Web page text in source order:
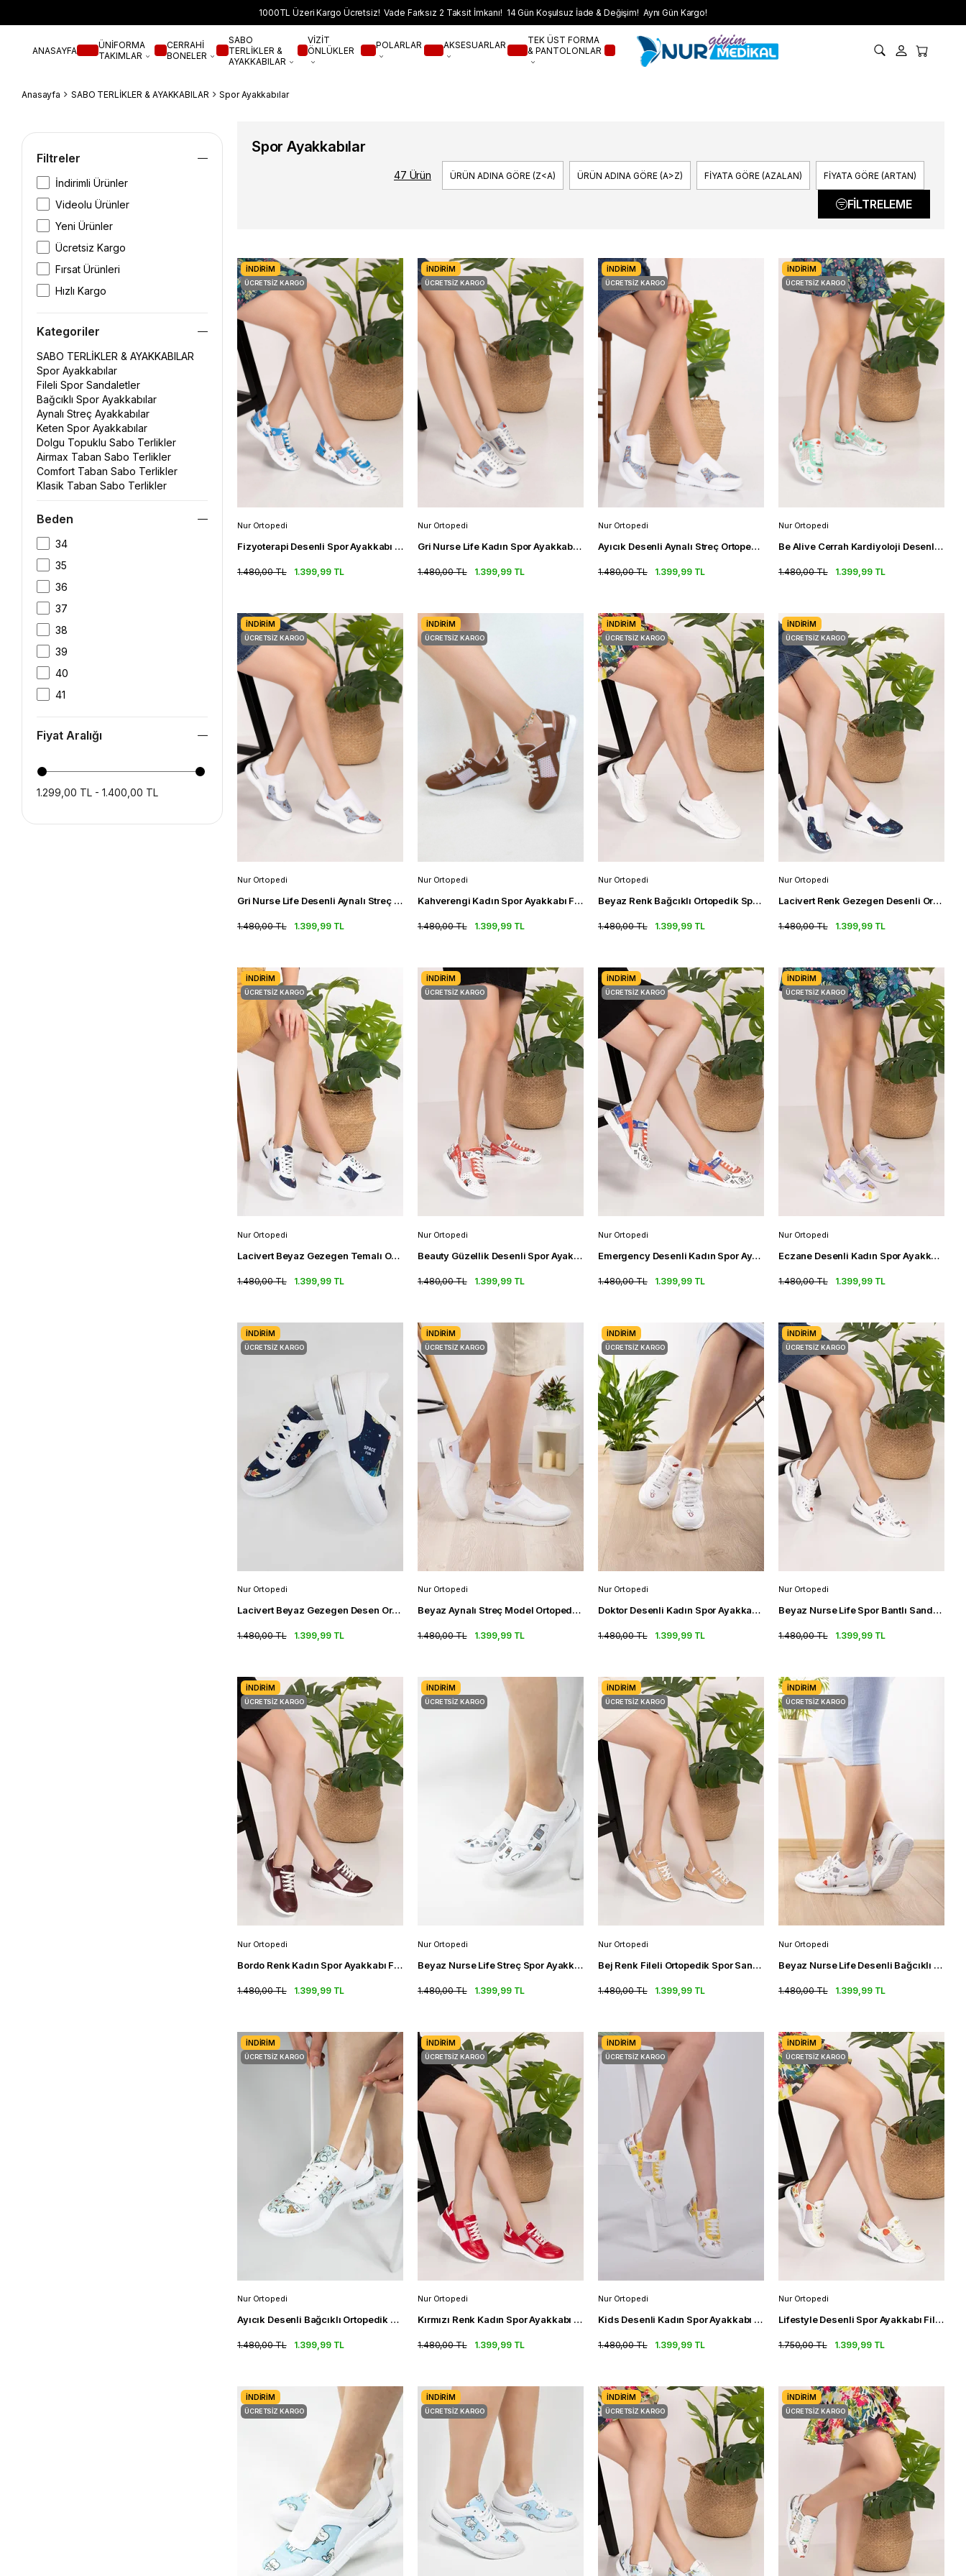
1000TL Üzeri Kargo Ücretsiz! Vade Farksız 2 Taksit İmkanı! 14 Gün Koşulsuz İade & Değişim! Aynı Gün Kargo!
ANASAYFA
ÜNİFORMA
TAKIMLAR
CERRAHİ
BONELER
SABO
TERLİKLER &
AYAKKABILAR
VİZİT
ÖNLÜKLER
POLARLAR AKSESUARLAR
TEK ÜST FORMA
& PANTOLONLAR
Anasayfa SABO TERLİKLER & AYAKKABILAR Spor Ayakkabılar
Filtreler
İndirimli Ürünler
Videolu Ürünler
Yeni Ürünler
Ücretsiz Kargo
Fırsat Ürünleri
Hızlı Kargo
Kategoriler
SABO TERLİKLER & AYAKKABILAR
Spor Ayakkabılar
Fileli Spor Sandaletler
Bağcıklı Spor Ayakkabılar
Aynalı Streç Ayakkabılar
Keten Spor Ayakkabılar
Dolgu Topuklu Sabo Terlikler
Airmax Taban Sabo Terlikler
Comfort Taban Sabo Terlikler
Klasik Taban Sabo Terlikler
Beden
34
35
36
37
38
39
40
41
Fiyat Aralığı
1.299,00 TL - 1.400,00 TL
Spor Ayakkabılar
FIYATA GÖRE (ARTAN)
FIYATA GÖRE (AZALAN)
ÜRÜN ADINA GÖRE (A>Z)
ÜRÜN ADINA GÖRE (Z<A)
47 Ürün
FILTRELEME
Nur Ortopedi
Fizyoterapi Desenli Spor Ayakkabı Fileli Ortopedik Spor Sandalet
1.399,99 TL
1.480,00 TL
İNDIRIM
ÜCRETSIZ KARGO
Nur Ortopedi
Gri Nurse Life Kadın Spor Ayakkabı Fileli Ortopedik Spor Sandalet
1.399,99 TL
1.480,00 TL
İNDIRIM
ÜCRETSIZ KARGO
Nur Ortopedi
Ayıcık Desenli Aynalı Streç Ortopedik Spor Ayakkabı Kadın Sneakers
1.399,99 TL
1.480,00 TL
İNDIRIM
ÜCRETSIZ KARGO
Nur Ortopedi
Be Alive Cerrah Kardiyoloji Desenli Fileli Ortopedik Spor Sandalet
1.399,99 TL
1.480,00 TL
İNDIRIM
ÜCRETSIZ KARGO
Nur Ortopedi
Gri Nurse Life Desenli Aynalı Streç Ortopedik Spor Ayakkabı Sneakers
1.399,99 TL
1.480,00 TL
İNDIRIM
ÜCRETSIZ KARGO
Nur Ortopedi
Kahverengi Kadın Spor Ayakkabı Fileli Ortopedik Spor Sandalet
1.399,99 TL
1.480,00 TL
İNDIRIM
ÜCRETSIZ KARGO
Nur Ortopedi
Beyaz Renk Bağcıklı Ortopedik Spor Sandalet Kadın Snearkers
1.399,99 TL
1.480,00 TL
İNDIRIM
ÜCRETSIZ KARGO
Nur Ortopedi
Lacivert Renk Gezegen Desenli Ortopedik Kadın Streç Spor Ayakkabı
1.399,99 TL
1.480,00 TL
İNDIRIM
ÜCRETSIZ KARGO
Nur Ortopedi
Lacivert Beyaz Gezegen Temalı Ortopedik Spor Sandalet Kadın Snearkers
1.399,99 TL
1.480,00 TL
İNDIRIM
ÜCRETSIZ KARGO
Nur Ortopedi
Beauty Güzellik Desenli Spor Ayakkabı Fileli Ortopedik Spor Sandalet
1.399,99 TL
1.480,00 TL
İNDIRIM
ÜCRETSIZ KARGO
Nur Ortopedi
Emergency Desenli Kadın Spor Ayakkabı Fileli Ortopedik Spor Sandalet
1.399,99 TL
1.480,00 TL
İNDIRIM
ÜCRETSIZ KARGO
Nur Ortopedi
Eczane Desenli Kadın Spor Ayakkabı Fileli Ortopedik Spor Sandalet
1.399,99 TL
1.480,00 TL
İNDIRIM
ÜCRETSIZ KARGO
Nur Ortopedi
Lacivert Beyaz Gezegen Desen Ortopedik Spor Ayakkabı Kadın Sneakers
1.399,99 TL
1.480,00 TL
İNDIRIM
ÜCRETSIZ KARGO
Nur Ortopedi
Beyaz Aynalı Streç Model Ortopedik Spor Ayakkabı Kadın Sneakers
1.399,99 TL
1.480,00 TL
İNDIRIM
ÜCRETSIZ KARGO
Nur Ortopedi
Doktor Desenli Kadın Spor Ayakkabı Fileli Ortopedik Spor Sandalet
1.399,99 TL
1.480,00 TL
İNDIRIM
ÜCRETSIZ KARGO
Nur Ortopedi
Beyaz Nurse Life Spor Bantlı Sandalet Ortopedik Kadın Sneakers
1.399,99 TL
1.480,00 TL
İNDIRIM
ÜCRETSIZ KARGO
Nur Ortopedi
Bordo Renk Kadın Spor Ayakkabı Fileli Ortopedik Spor Sandalet
1.399,99 TL
1.480,00 TL
İNDIRIM
ÜCRETSIZ KARGO
Nur Ortopedi
Beyaz Nurse Life Streç Spor Ayakkabı Ortopedik Kadın Sneakers
1.399,99 TL
1.480,00 TL
İNDIRIM
ÜCRETSIZ KARGO
Nur Ortopedi
Bej Renk Fileli Ortopedik Spor Sandalet Kadın Ortpedik Sneakers
1.399,99 TL
1.480,00 TL
İNDIRIM
ÜCRETSIZ KARGO
Nur Ortopedi
Beyaz Nurse Life Desenli Bağcıklı Ortopedik Kadın Spor Sandalet
1.399,99 TL
1.480,00 TL
İNDIRIM
ÜCRETSIZ KARGO
Nur Ortopedi
Ayıcık Desenli Bağcıklı Ortopedik Spor Sandalet Kadın Sneakers
1.399,99 TL
1.480,00 TL
İNDIRIM
ÜCRETSIZ KARGO
Nur Ortopedi
Kırmızı Renk Kadın Spor Ayakkabı Fileli Ortopedik Spor Sandalet
1.399,99 TL
1.480,00 TL
İNDIRIM
ÜCRETSIZ KARGO
Nur Ortopedi
Kids Desenli Kadın Spor Ayakkabı Fileli Ortopedik Spor Sandalet
1.399,99 TL
1.480,00 TL
İNDIRIM
ÜCRETSIZ KARGO
Nur Ortopedi
Lifestyle Desenli Spor Ayakkabı Fileli Ortopedik Spor Sandalet
1.399,99 TL
1.750,00 TL
İNDIRIM
ÜCRETSIZ KARGO
İNDIRIM
ÜCRETSIZ KARGO
İNDIRIM
ÜCRETSIZ KARGO
İNDIRIM
ÜCRETSIZ KARGO
İNDIRIM
ÜCRETSIZ KARGO